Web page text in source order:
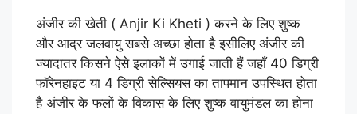
अंजीर की खेती ( Anjir Ki Kheti ) करने के लिए शुष्क
और आद्र जलवायु सबसे अच्छा होता है इसीलिए अंजीर की
ज्यादातर किसने ऐसे इलाकों में उगाई जाती हैं जहाँ 40 डिग्री
फॉरेनहाइट या 4 डिग्री सेल्सियस का तापमान उपस्थित होता
है अंजीर के फलों के विकास के लिए शुष्क वायुमंडल का होना